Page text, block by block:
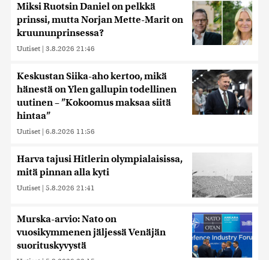
Miksi Ruotsin Daniel on pelkkä
prinssi, mutta Norjan Mette-Marit on
kruununprinsessa?
Uutiset | 3.8.2026 21:46
Keskustan Siika-aho kertoo, mikä
hänestä on Ylen gallupin todellinen
uutinen – ”Kokoomus maksaa siitä
hintaa”
Uutiset | 6.8.2026 11:56
Harva tajusi Hitlerin olympialaisissa,
mitä pinnan alla kyti
Uutiset | 5.8.2026 21:41
Murska-arvio: Nato on
vuosikymmenen jäljessä Venäjän
suorituskyvystä